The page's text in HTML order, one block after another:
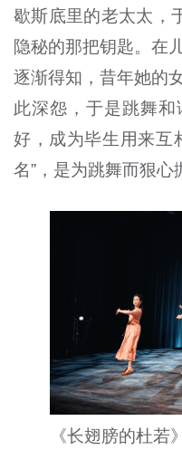
歇斯底里的老太太，
隐秘的那把钥匙。在
逐渐得知，昔年她的
此深怨，于是跳舞
好，成为毕生用来互
名”，是为跳舞而狠心
《长翅膀的杜若